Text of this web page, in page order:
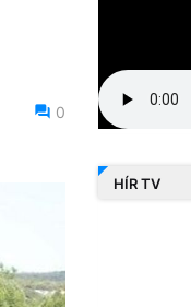
0
HÍR TV